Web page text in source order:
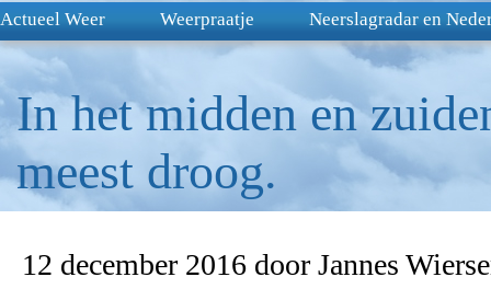
Actueel Weer Weerpraatje Neerslagradar en
In het midden en
meest droog.
12 december 2016 door Jannes